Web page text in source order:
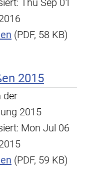
Thu Sep 01
(PDF, 58 KB)
2015
der
2015
Mon Jul 06
(PDF, 59 KB)